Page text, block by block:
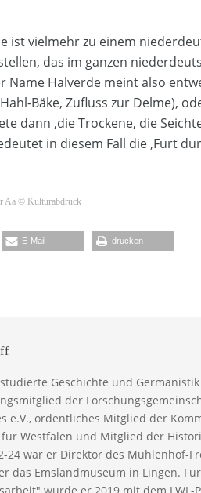
ist vielmehr zu einem
das im ganzen
Halverde meint also
Bäke, Zufluss zur Delme),
dann ‚die Trockene, die
in diesem Fall die ‚Furt
Aa © Kulturabdruck
E-Mail drucken
Geschichte und
der
e.V., ordentliches Mitglied der
Westfalen und Mitglied der
24 war er Direktor des Mühlenhof-
das Emslandmuseum in Lingen.
wurde er 2019 mit dem LWL-